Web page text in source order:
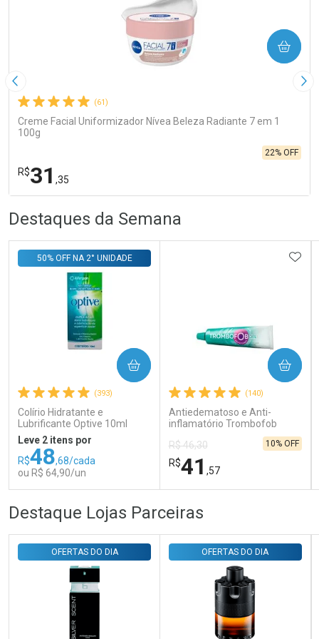
Imagem Anterior
(61)
Creme Facial Uniformizador Nívea Beleza Radiante 7 em 1
100g
R$31 ,35
22% OFF
COMPRAR
Laboratório
Ativar Desconto
Comprar sem Desconto
Por R$ 31,35/cada
Por Menos
Comprar sem Desconto
Por R$ 31,35/cada
Destaques da Semana
(393)
Colírio Hidratante e
Lubrificante Optive 10ml
50% OFF NA 2° UNIDADE
Leve 2 itens por
R$48,68/cada
ou R$ 64,90/un
COMPRAR
FECHAR
Laboratório
FECHAR
Por Menos
(140)
Antiedematoso e Anti-
inflamatório Trombofob
R$ 46,30
R$41 ,57
10% OFF
COMPRAR
Por Menos
Destaque Lojas Parceiras
OFERTAS DO DIA OFERTAS DO DIA